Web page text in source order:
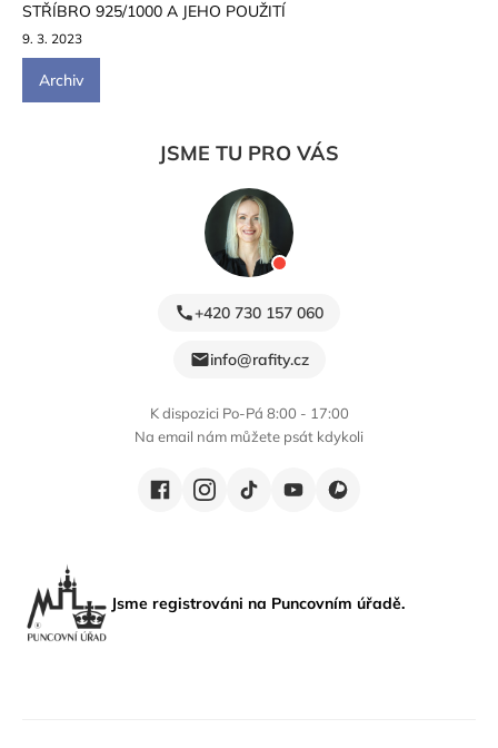
STŘÍBRO 925/1000 A JEHO POUŽITÍ
9. 3. 2023
Archiv
JSME TU PRO VÁS
+420 730 157 060
info@rafity.cz
K dispozici Po-Pá 8:00 - 17:00
Na email nám můžete psát kdykoli
Jsme registrováni na Puncovním úřadě.